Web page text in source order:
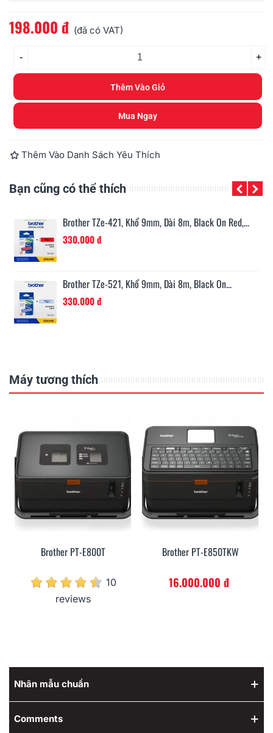
Sử dụng cho:
198.000 đ (đã có VAT)
- +
Thêm Vào Giỏ
Mua Ngay
Thêm Vào Danh Sách Yêu Thích
Bạn cũng có thể thích
Brother TZe-421, Khổ 9mm, Dài 8m, Black On Red,...
330.000 đ
Brother TZe-521, Khổ 9mm, Dài 8m, Black On...
330.000 đ
Máy tương thích
Brother PT-E800T
10
reviews
Brother PT-E850TKW
16.000.000 đ
Nhãn mẫu chuẩn
Comments